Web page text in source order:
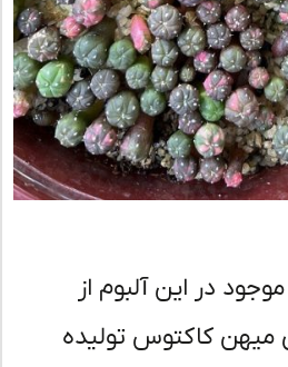
در این آلبوم از
کاکتوس تولیده